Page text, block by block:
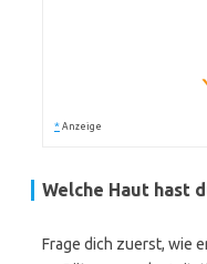
* Anzeige
Welche Haut hast
Frage dich zuerst, wie